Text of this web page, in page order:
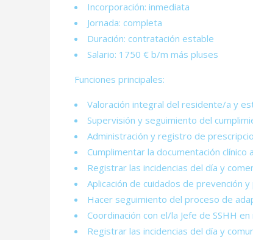
Incorporación: inmediata
Jornada: completa
Duración: contratación estable
Salario: 1750 € b/m más pluses
Funciones principales:
Valoración integral del residente/a y
Supervisión y seguimiento del
Administración y registro de
Cumplimentar la documentación clínico
Registrar las incidencias del día y
Aplicación de cuidados de prevención
Hacer seguimiento del proceso de
Coordinación con el/la Jefe de SSHH
Registrar las incidencias del día y